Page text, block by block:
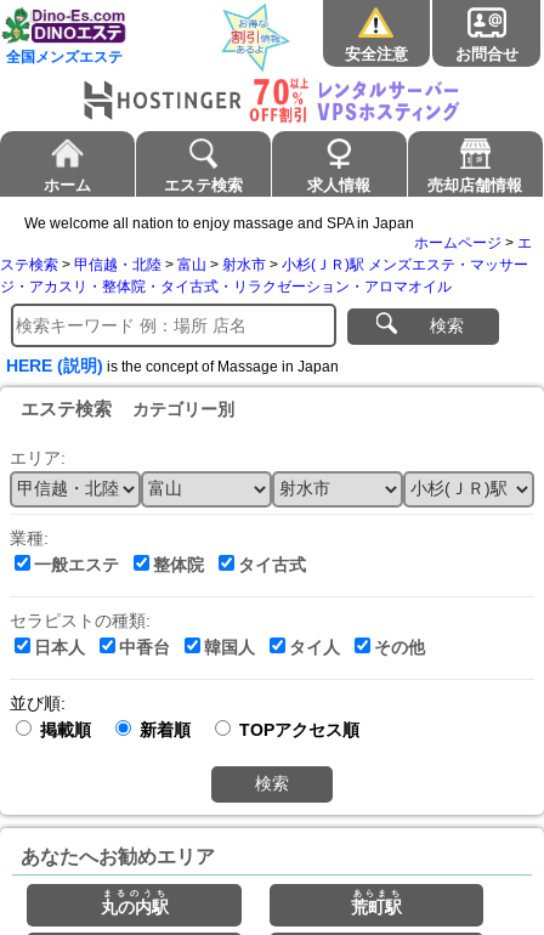
全国メンズエステ 安全注意 お問合せ
ホーム エステ検索 求人情報 売却店舗情報
We welcome all nation to enjoy massage and SPA in Japan
ホームページ > エ
ステ検索 > 甲信越・北陸 > 富山 > 射水市 > 小杉(ＪＲ)駅 メンズエステ・マッサー
ジ・アカスリ・整体院・タイ古式・リラクゼーション・アロマオイル
検索
HERE (説明) is the concept of Massage in Japan
エステ検索 カテゴリー別
エリア:
業種:
一般エステ
整体院 タイ古式
セラピストの種類:
日本人
中香台 韓国人 タイ人 その他
並び順:
掲載順
新着順 TOPアクセス順
検索
あなたへお勧めエリア
丸の内駅
まるのうち
荒町駅
あらまち